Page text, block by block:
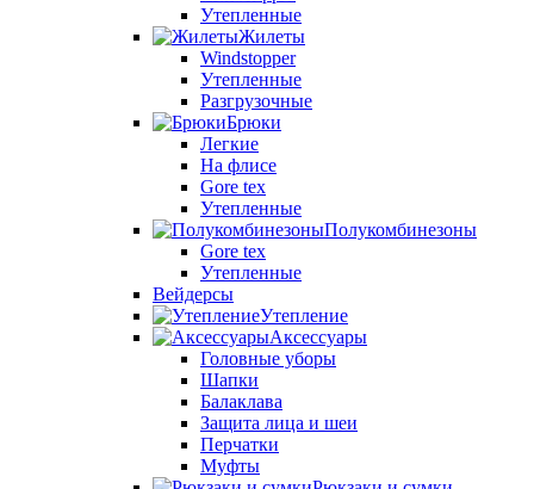
Утепленные
Жилеты
Windstopper
Утепленные
Разгрузочные
Брюки
Легкие
На флисе
Gore tex
Утепленные
Полукомбинезоны
Gore tex
Утепленные
Вейдерсы
Утепление
Аксессуары
Головные уборы
Шапки
Балаклава
Защита лица и шеи
Перчатки
Муфты